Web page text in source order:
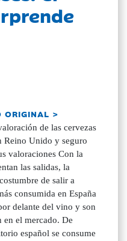
ORIGINAL >
de las cervezas
Reino Unido y seguro
valoraciones Con la
las salidas, la
de salir a
consumida en España
delante del vino y son
en el mercado. De
español se consume